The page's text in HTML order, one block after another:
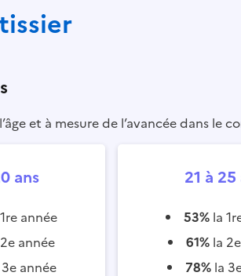
et à mesure de l’avancée dans le
ans
année
année
année
21 à 25
53% la
61% la
78% la